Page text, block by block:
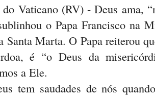
Vaticano (RV) - Deus ama,
o Papa Francisco na
Santa Marta. O Papa reiterou
é “o Deus da
a Ele.
tem saudades de nós